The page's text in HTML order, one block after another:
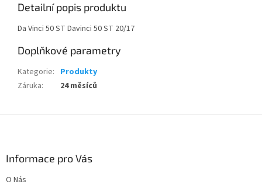
Detailní popis produktu
Da Vinci 50 ST Davinci 50 ST 20/17
Doplňkové parametry
Kategorie: Produkty
Záruka: 24 měsíců
Informace pro Vás
O Nás